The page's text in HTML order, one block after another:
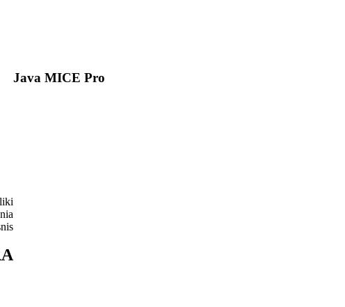
Java MICE Pro